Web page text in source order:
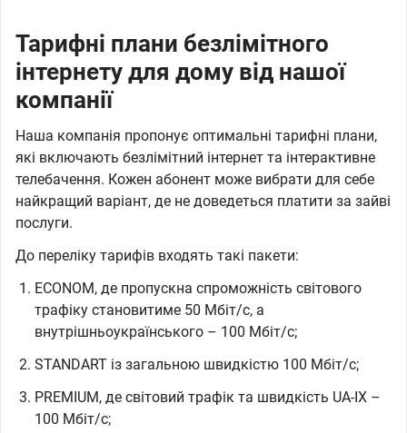
Тарифні плани безлімітного
інтернету для дому від нашої
компанії
Наша компанія пропонує оптимальні тарифні плани,
які включають безлімітний інтернет та інтерактивне
телебачення. Кожен абонент може вибрати для себе
найкращий варіант, де не доведеться платити за зайві
послуги.
До переліку тарифів входять такі пакети:
ECONOM, де пропускна спроможність світового
трафіку становитиме 50 Мбіт/с, а
внутрішньоукраїнського – 100 Мбіт/с;
STANDART із загальною швидкістю 100 Мбіт/с;
PREMIUM, де світовий трафік та швидкість UA-IX –
100 Мбіт/с;